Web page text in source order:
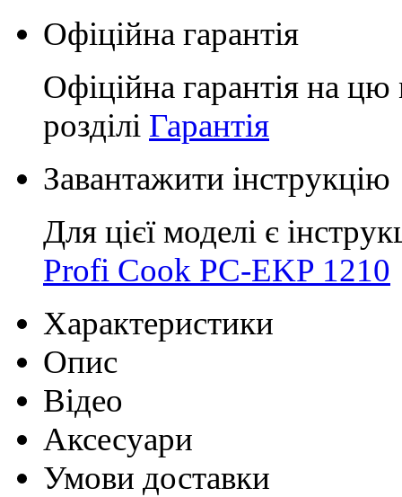
Офіційна гарантія
Офіційна гарантія на
розділі Гарантія
Завантажити інструкцію
Для цієї моделі є
Profi Cook PC-EKP 1210
Характеристики
Опис
Відео
Аксесуари
Умови доставки